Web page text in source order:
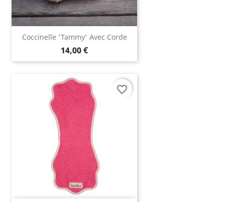
Coccinelle 'Tammy' Avec Corde
14,00 €
favorite_border